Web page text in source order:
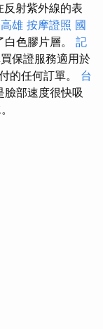
反射紫外線的表
雄 按摩證照 國
色膠片層。 記
保證服務適用於
的任何訂單。 台
部速度很快吸